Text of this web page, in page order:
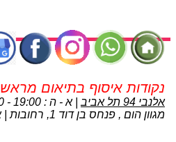
נקודות איסוף בתיאום מראש
אלנבי 94 תל אביב
| א - ה : 19:00 - 10:00, ו : 14:00 - 10:00
מגוון הום , פנחס בן דוד 1, רחובות | א - ה : 20:00 - 10:00, ו : 14:00 - 10:00